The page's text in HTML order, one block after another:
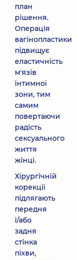
план
рішення.
Операція
вагінопластики
підвищує
еластичність
м'язів
інтимної
зони, тим
самим
повертаючи
радість
сексуального
життя
жінці.
Хірургічній
корекції
підлягають
передня
і/або
задня
стінка
піхви,